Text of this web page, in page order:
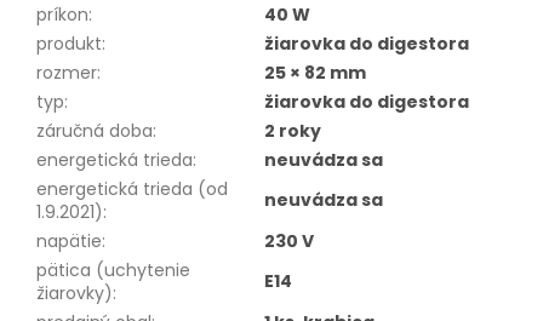
príkon:
40 W
produkt:
žiarovka do digestora
rozmer:
25 × 82 mm
typ:
žiarovka do digestora
záručná doba:
2 roky
energetická trieda:
neuvádza sa
energetická trieda (od
1.9.2021):
neuvádza sa
napätie:
230 V
pätica (uchytenie
žiarovky):
E14